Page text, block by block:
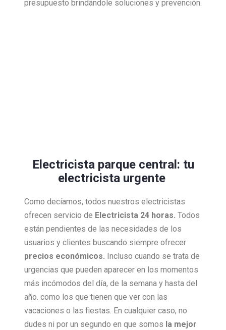
presupuesto brindándole soluciones y prevención.
Electricista parque central: tu
electricista urgente
Como decíamos, todos nuestros electricistas
ofrecen servicio de Electricista 24 horas. Todos
están pendientes de las necesidades de los
usuarios y clientes buscando siempre ofrecer
precios económicos. Incluso cuando se trata de
urgencias que pueden aparecer en los momentos
más incómodos del día, de la semana y hasta del
año. como los que tienen que ver con las
vacaciones o las fiestas. En cualquier caso, no
dudes ni por un segundo en que somos la mejor